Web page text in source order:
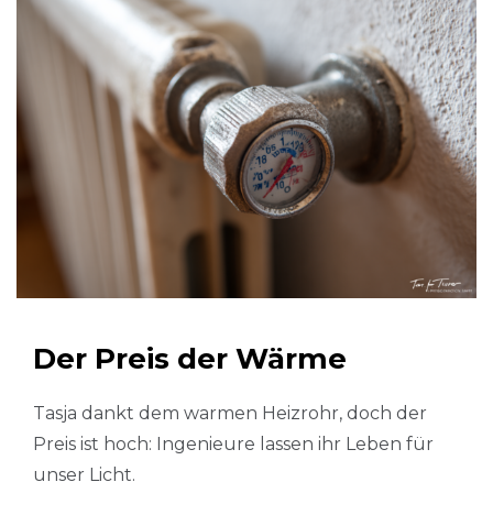
Der Preis der Wärme
Tasja dankt dem warmen Heizrohr, doch der
Preis ist hoch: Ingenieure lassen ihr Leben für
unser Licht.